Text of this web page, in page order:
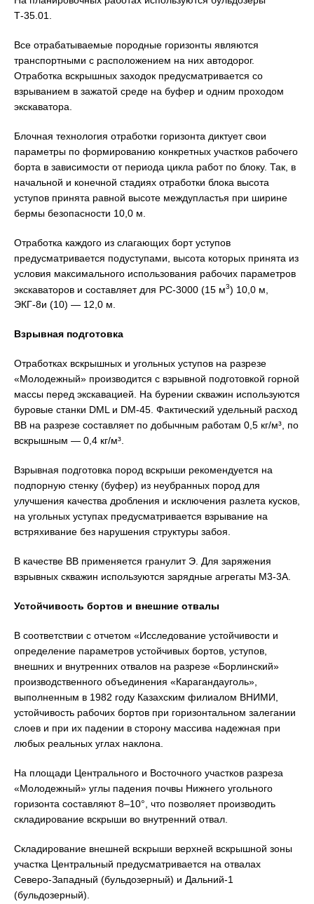
Т-35.01.
Все отрабатываемые породные горизонты являются
транспортными с расположением на них автодорог.
Отработка вскрышных заходок предусматривается со
взрыванием в зажатой среде на буфер и одним проходом
экскаватора.
Блочная технология отработки горизонта диктует свои
параметры по формированию конкретных участков рабочего
борта в зависимости от периода цикла работ по блоку. Так, в
начальной и конечной стадиях отработки блока высота
уступов принята равной высоте междупластья при ширине
бермы безопасности 10,0 м.
Отработка каждого из слагающих борт уступов
предусматривается подуступами, высота которых принята из
условия максимального использования рабочих параметров
экскаваторов и составляет для РС-3000 (15 м3) 10,0 м,
ЭКГ-8и (10) — 12,0 м.
Взрывная подготовка
Отработках вскрышных и угольных уступов на разрезе
«Молодежный» производится с взрывной подготовкой горной
массы перед экскавацией. На бурении скважин используются
буровые станки DML и DM-45. Фактический удельный расход
ВВ на разрезе составляет по добычным работам 0,5 кг/м³, по
вскрышным — 0,4 кг/м³.
Взрывная подготовка пород вскрыши рекомендуется на
подпорную стенку (буфер) из неубранных пород для
улучшения качества дробления и исключения разлета кусков,
на угольных уступах предусматривается взрывание на
встряхивание без нарушения структуры забоя.
В качестве ВВ применяется гранулит Э. Для заряжения
взрывных скважин используются зарядные агрегаты М3-3А.
Устойчивость бортов и внешние отвалы
В соответствии с отчетом «Исследование устойчивости и
определение параметров устойчивых бортов, уступов,
внешних и внутренних отвалов на разрезе «Борлинский»
производственного объединения «Карагандауголь»,
выполненным в 1982 году Казахским филиалом ВНИМИ,
устойчивость рабочих бортов при горизонтальном залегании
слоев и при их падении в сторону массива надежная при
любых реальных углах наклона.
На площади Центрального и Восточного участков разреза
«Молодежный» углы падения почвы Нижнего угольного
горизонта составляют 8–10°, что позволяет производить
складирование вскрыши во внутренний отвал.
Складирование внешней вскрыши верхней вскрышной зоны
участка Центральный предусматривается на отвалах
Северо-Западный (бульдозерный) и Дальний-1
(бульдозерный).